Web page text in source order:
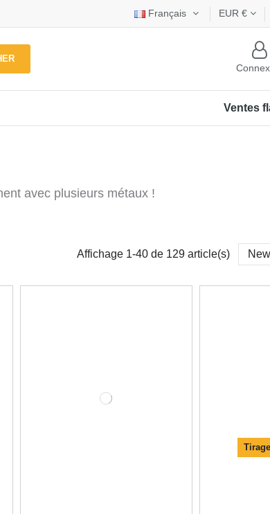
Français EUR €
Ventes
avec plusieurs métaux !
Affichage 1-40 de 129 article(s)